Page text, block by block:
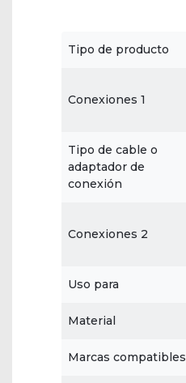
Tipo de producto
Conexiones 1
Tipo de cable o
adaptador de
conexión
Conexiones 2
Uso para
Material
Marcas compatibles